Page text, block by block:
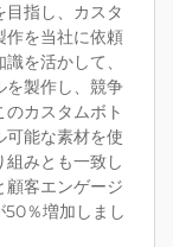
指し、カスタ
作を当社に依頼
を活かして、
を製作し、競争
カスタムボト
可能な素材を使
みとも一致し
顧客エンゲージ
50％増加しまし